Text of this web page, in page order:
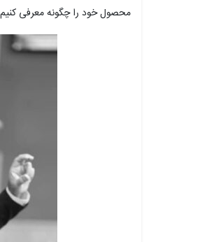
محصول خود را چگونه معرفی